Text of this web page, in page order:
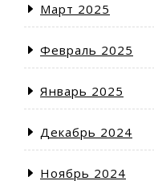
Март 2025
Февраль 2025
Январь 2025
Декабрь 2024
Ноябрь 2024